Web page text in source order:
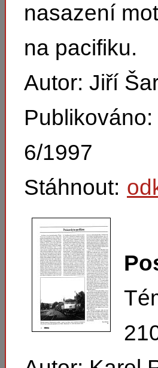
nasazení
na pacifiku.
Autor: Jiří
6/1997
Stáhnout: